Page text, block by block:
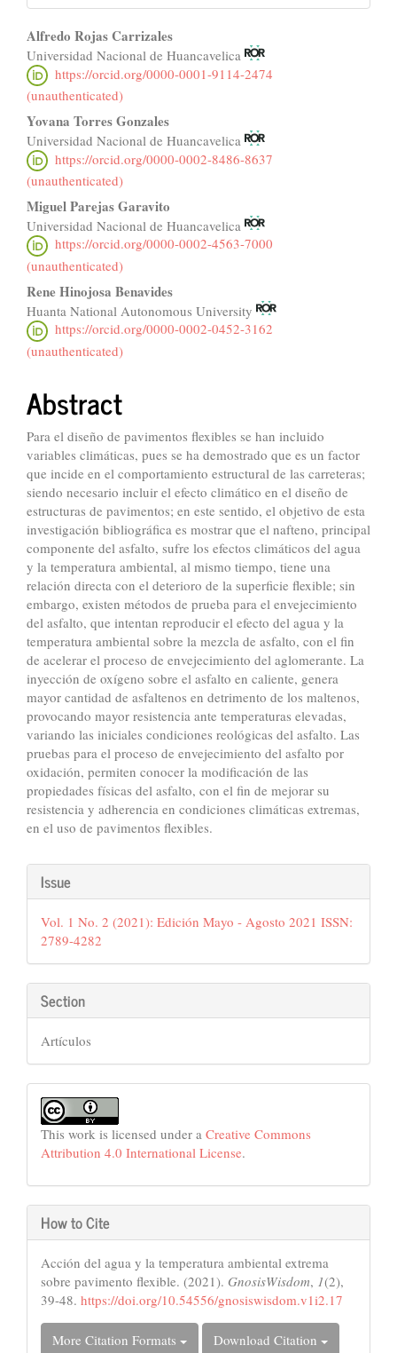
Main
Article
Content
Alfredo Rojas Carrizales
Universidad Nacional de Huancavelica
https://orcid.org/0000-0001-9114-2474
(unauthenticated)
Yovana Torres Gonzales
Universidad Nacional de Huancavelica
https://orcid.org/0000-0002-8486-8637
(unauthenticated)
Miguel Parejas Garavito
Universidad Nacional de Huancavelica
https://orcid.org/0000-0002-4563-7000
(unauthenticated)
Rene Hinojosa Benavides
Huanta National Autonomous University
https://orcid.org/0000-0002-0452-3162
(unauthenticated)
Abstract
Para el diseño de pavimentos flexibles se han incluido
variables climáticas, pues se ha demostrado que es un factor
que incide en el comportamiento estructural de las carreteras;
siendo necesario incluir el efecto climático en el diseño de
estructuras de pavimentos; en este sentido, el objetivo de esta
investigación bibliográfica es mostrar que el nafteno, principal
componente del asfalto, sufre los efectos climáticos del agua
y la temperatura ambiental, al mismo tiempo, tiene una
relación directa con el deterioro de la superficie flexible; sin
embargo, existen métodos de prueba para el envejecimiento
del asfalto, que intentan reproducir el efecto del agua y la
temperatura ambiental sobre la mezcla de asfalto, con el fin
de acelerar el proceso de envejecimiento del aglomerante. La
inyección de oxígeno sobre el asfalto en caliente, genera
mayor cantidad de asfaltenos en detrimento de los maltenos,
provocando mayor resistencia ante temperaturas elevadas,
variando las iniciales condiciones reológicas del asfalto. Las
pruebas para el proceso de envejecimiento del asfalto por
oxidación, permiten conocer la modificación de las
propiedades físicas del asfalto, con el fin de mejorar su
resistencia y adherencia en condiciones climáticas extremas,
en el uso de pavimentos flexibles.
Article
Details
Issue
Vol. 1 No. 2 (2021): Edición Mayo - Agosto 2021 ISSN:
2789-4282
Section
Artículos
This work is licensed under a Creative Commons
Attribution 4.0 International License.
How to Cite
Acción del agua y la temperatura ambiental extrema
sobre pavimento flexible. (2021). GnosisWisdom, 1(2),
39-48. https://doi.org/10.54556/gnosiswisdom.v1i2.17
More Citation Formats Download Citation